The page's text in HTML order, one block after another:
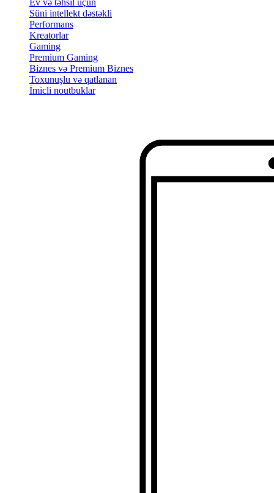
Süni intellekt dəstəkli
Performans
Kreatorlar
Gaming
Premium Gaming
Biznes və Premium Biznes
Toxunuşlu və qatlanan
İmicli noutbuklar